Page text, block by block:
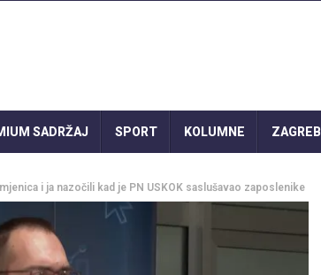
SADRŽAJ SPORT KOLUMNE ZAGREB
i ja nazočili kad je PN USKOK saslušavao zaposlenike